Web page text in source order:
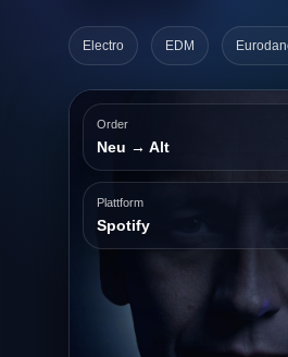
Electro EDM
Order
Neu → Alt
Plattform
Spotify